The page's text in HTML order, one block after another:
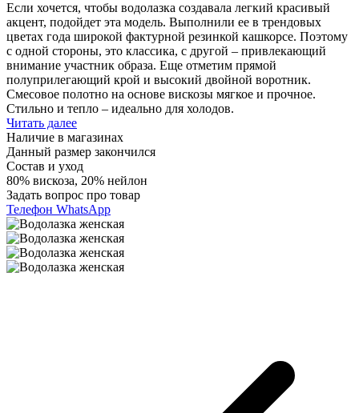
Если хочется, чтобы водолазка создавала легкий красивый
акцент, подойдет эта модель. Выполнили ее в трендовых
цветах года широкой фактурной резинкой кашкорсе. Поэтому
с одной стороны, это классика, с другой – привлекающий
внимание участник образа. Еще отметим прямой
полуприлегающий крой и высокий двойной воротник.
Смесовое полотно на основе вискозы мягкое и прочное.
Стильно и тепло – идеально для холодов.
Читать далее
Наличие в магазинах
Данный размер закончился
Состав и уход
80% вискоза, 20% нейлон
Задать вопрос про товар
Телефон WhatsApp